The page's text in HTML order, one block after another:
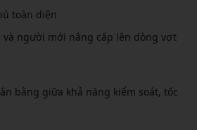
toàn diện
và người mới nâng cấp lên dòng vợt
bằng giữa khả năng kiểm soát, tốc